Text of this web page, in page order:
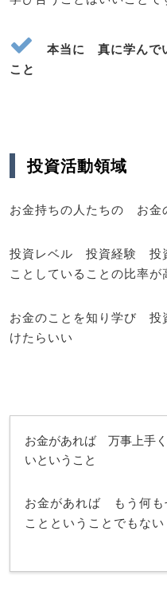
本当に 真に学んで
こと
投資活動領域
お金持ちの人たちの お
投資レベル 投資経験 投
ことしていることの比率が
お金のことを知り学び
けたらいい
お金があれば 万事上手
いということ
お金があれば もう何
ことということでもない